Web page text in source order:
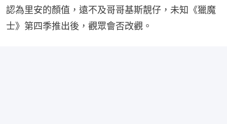
認為里安的顏值，遠不及哥哥基斯靚仔，未知《獵魔
士》第四季推出後，觀眾會否改觀。